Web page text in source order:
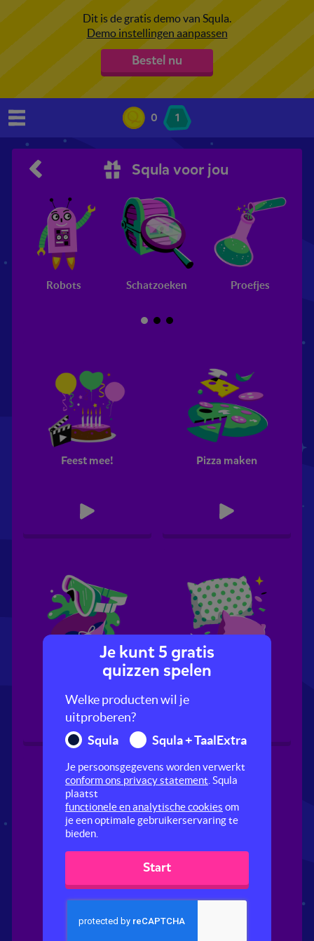
Dit is de gratis demo van Squla.
Demo instellingen aanpassen
Bestel nu
0 1
Squla voor jou
Robots Schatzoeken Proefjes
Feest mee! Pizza maken
Zwemmen Slaapfeestje
Je kunt 5 gratis
quizzen spelen
Welke producten wil je
uitproberen?
Squla
Squla + TaalExtra
Je persoonsgegevens worden verwerkt
conform ons privacy statement . Squla
plaatst
functionele en analytische cookies om
je een optimale gebruikerservaring te
bieden.
Start